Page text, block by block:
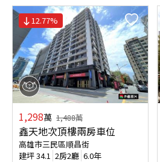
12.77%
1,298萬 1,488萬
鑫天地次頂樓兩房車位
高雄市三民區順昌街
建坪34.1 2房2廳 6.0年